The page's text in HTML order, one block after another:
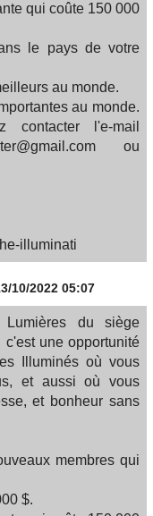
qui coûte 150 000
le pays de votre
au monde.
au monde.
contacter l'e-mail
ou
illuminati
10/2022 05:07
du siège
une opportunité
Illuminés où vous
et aussi où vous
et bonheur sans
membres qui
$.